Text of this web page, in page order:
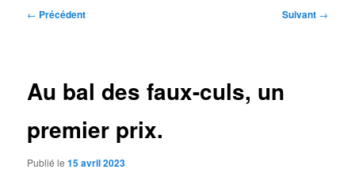
Navigation
← Précédent Suivant →
Au bal des faux-culs, un
premier prix.
Publié le15 avril 2023